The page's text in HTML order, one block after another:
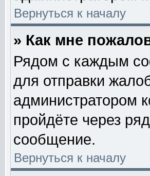
Вернуться к началу
» Как мне
Рядом с каждым
для отправки
администратором
пройдёте через
сообщение.
Вернуться к началу